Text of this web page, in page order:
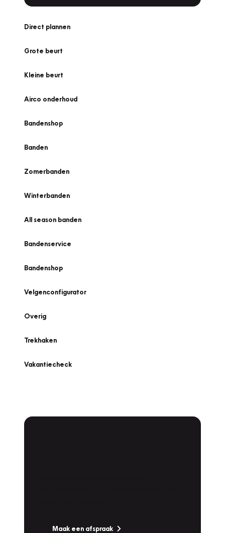
Direct plannen
Grote beurt
Kleine beurt
Airco onderhoud
Bandenshop
Banden
Zomerbanden
Winterbanden
All season banden
Bandenservice
Bandenshop
Velgenconfigurator
Overig
Trekhaken
Vakantiecheck
Maak een afspraak